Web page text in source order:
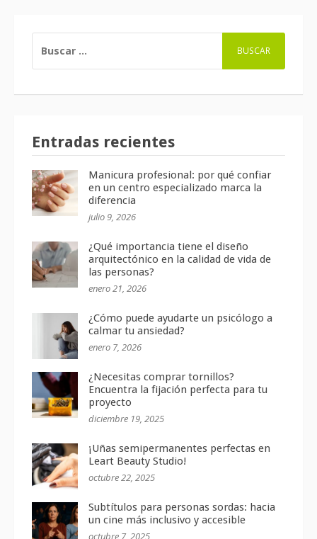
Entradas recientes
Manicura profesional: por qué confiar
en un centro especializado marca la
diferencia
julio 9, 2026
¿Qué importancia tiene el diseño
arquitectónico en la calidad de vida de
las personas?
enero 21, 2026
¿Cómo puede ayudarte un psicólogo a
calmar tu ansiedad?
enero 7, 2026
¿Necesitas comprar tornillos?
Encuentra la fijación perfecta para tu
proyecto
diciembre 19, 2025
¡Uñas semipermanentes perfectas en
Leart Beauty Studio!
octubre 22, 2025
Subtítulos para personas sordas: hacia
un cine más inclusivo y accesible
octubre 7, 2025